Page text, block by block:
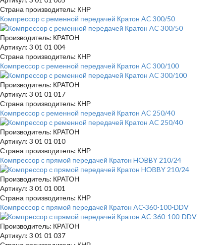
Страна производитель: КНР
Компрессор с ременной передачей Кратон AC 300/50
Производитель: КРАТОН
Артикул: 3 01 01 004
Страна производитель: КНР
Компрессор с ременной передачей Кратон AC 300/100
Производитель: КРАТОН
Артикул: 3 01 01 017
Страна производитель: КНР
Компрессор с ременной передачей Кратон AC 250/40
Производитель: КРАТОН
Артикул: 3 01 01 010
Страна производитель: КНР
Компрессор с прямой передачей Кратон HOBBY 210/24
Производитель: КРАТОН
Артикул: 3 01 01 001
Страна производитель: КНР
Компрессор с прямой передачей Кратон AC-360-100-DDV
Производитель: КРАТОН
Артикул: 3 01 01 037